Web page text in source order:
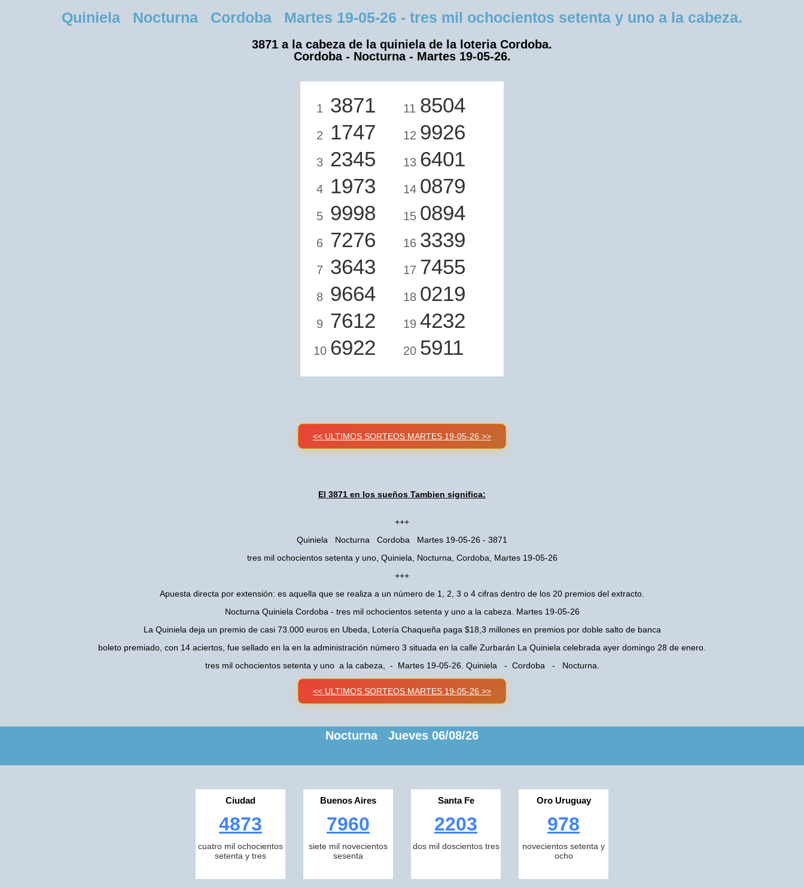
Quiniela Nocturna Cordoba Martes 19-05-26 - tres mil ochocientos setenta y uno a la cabeza.
3871 a la cabeza de la quiniela de la loteria Cordoba.
Cordoba - Nocturna - Martes 19-05-26.
1 3871
2 1747
3 2345
4 1973
5 9998
6 7276
7 3643
8 9664
9 7612
10 6922
11 8504
12 9926
13 6401
14 0879
15 0894
16 3339
17 7455
18 0219
19 4232
20 5911
<< ULTIMOS SORTEOS MARTES 19-05-26 >>
El 3871 en los sueños Tambien significa:
+++
Quiniela Nocturna Cordoba Martes 19-05-26 - 3871
tres mil ochocientos setenta y uno, Quiniela, Nocturna, Cordoba, Martes 19-05-26
+++
Apuesta directa por extensión: es aquella que se realiza a un número de 1, 2, 3 o 4 cifras dentro de los 20 premios del extracto.
Nocturna Quiniela Cordoba - tres mil ochocientos setenta y uno a la cabeza. Martes 19-05-26
La Quiniela deja un premio de casi 73.000 euros en Ubeda, Lotería Chaqueña paga $18,3 millones en premios por doble salto de banca
boleto premiado, con 14 aciertos, fue sellado en la en la administración número 3 situada en la calle Zurbarán La Quiniela celebrada ayer domingo 28 de enero.
tres mil ochocientos setenta y uno a la cabeza, - Martes 19-05-26. Quiniela - Cordoba - Nocturna.
<< ULTIMOS SORTEOS MARTES 19-05-26 >>
Nocturna Jueves 06/08/26
Ciudad
4873
cuatro mil ochocientos
setenta y tres
Buenos Aires
7960
siete mil novecientos
sesenta
Santa Fe
2203
dos mil doscientos tres
Oro Uruguay
978
novecientos setenta y
ocho